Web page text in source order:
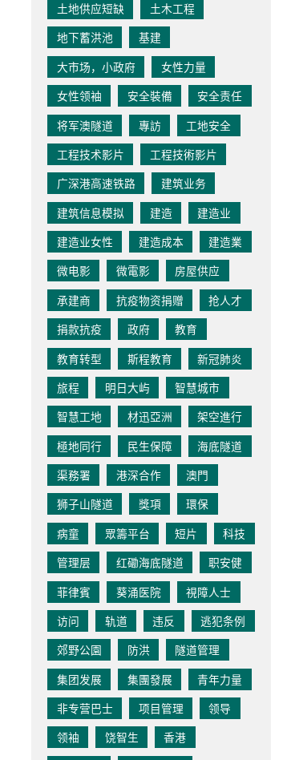
土地供应短缺
土木工程
地下蓄洪池
基建
大市场，小政府
女性力量
女性领袖
安全裝備
安全责任
将军澳隧道
專訪
工地安全
工程技术影片
工程技術影片
广深港高速铁路
建筑业务
建筑信息模拟
建造
建造业
建造业女性
建造成本
建造業
微电影
微電影
房屋供应
承建商
抗疫物资捐赠
抢人才
捐款抗疫
政府
教育
教育转型
斯程教育
新冠肺炎
旅程
明日大屿
智慧城市
智慧工地
材迅亞洲
架空進行
極地同行
民生保障
海底隧道
渠務署
港深合作
澳門
狮子山隧道
獎項
環保
病童
眾籌平台 短片
科技
管理层
红磡海底隧道
职安健
菲律賓
葵涌医院
視障人士
访问
轨道 违反
逃犯条例
郊野公園
防洪
隧道管理
集团发展
集團發展
青年力量
非专营巴士
项目管理
领导
领袖
饶智生
香港